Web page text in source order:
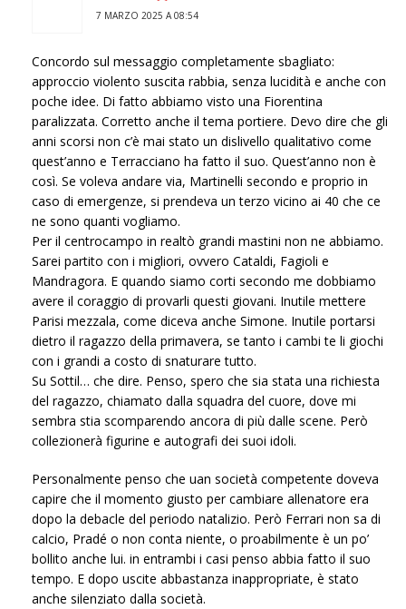
7 MARZO 2025 A 08:54
Concordo sul messaggio completamente sbagliato:
approccio violento suscita rabbia, senza lucidità e anche con
poche idee. Di fatto abbiamo visto una Fiorentina
paralizzata. Corretto anche il tema portiere. Devo dire che gli
anni scorsi non c’è mai stato un dislivello qualitativo come
quest’anno e Terracciano ha fatto il suo. Quest’anno non è
così. Se voleva andare via, Martinelli secondo e proprio in
caso di emergenze, si prendeva un terzo vicino ai 40 che ce
ne sono quanti vogliamo.
Per il centrocampo in realtò grandi mastini non ne abbiamo.
Sarei partito con i migliori, ovvero Cataldi, Fagioli e
Mandragora. E quando siamo corti secondo me dobbiamo
avere il coraggio di provarli questi giovani. Inutile mettere
Parisi mezzala, come diceva anche Simone. Inutile portarsi
dietro il ragazzo della primavera, se tanto i cambi te li giochi
con i grandi a costo di snaturare tutto.
Su Sottil… che dire. Penso, spero che sia stata una richiesta
del ragazzo, chiamato dalla squadra del cuore, dove mi
sembra stia scomparendo ancora di più dalle scene. Però
collezionerà figurine e autografi dei suoi idoli.
Personalmente penso che uan società competente doveva
capire che il momento giusto per cambiare allenatore era
dopo la debacle del periodo natalizio. Però Ferrari non sa di
calcio, Pradé o non conta niente, o proabilmente è un po’
bollito anche lui. in entrambi i casi penso abbia fatto il suo
tempo. E dopo uscite abbastanza inappropriate, è stato
anche silenziato dalla società.